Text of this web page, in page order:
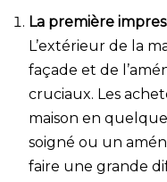
La première
L’extérieur de la
façade et de
cruciaux. Les
maison en
soigné ou un
faire une grande